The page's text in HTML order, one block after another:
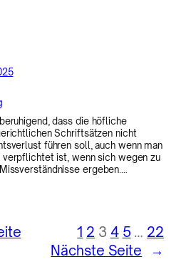
dass die höfliche
Schriftsätzen nicht
führen soll, auch wenn man
ist, wenn sich wegen zu
ergeben.…
1 2 3 4 5 … 22
Nächste Seite
→